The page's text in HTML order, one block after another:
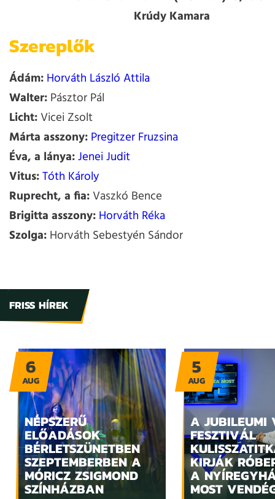
Krúdy Kamara
Szereplők
Ádám:Horváth László Attila
Walter:Pásztor Pál
Licht:Vicei Zsolt
Márta asszony:Pregitzer Fruzsina
Éva, a lánya:Jenei Judit
Vitus:Tóth Károly
Ruprecht, a fia:Vaszkó Bence
Brigitta asszony:Horváth Réka
Szolga:Horváth Sebestyén Sándor
FRISS HÍREK
NÉPSZERŰ
ELŐADÁSOK
BÉRLETSZÜNETBEN
SZEPTEMBERBEN A
MÓRICZ ZSIGMOND
SZÍNHÁZBAN
6
AUG
A JUBILEUMI
FESZTIVÁL
KIRJÁK
A
MOST
5
AUG